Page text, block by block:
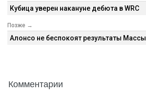
Кубица уверен накануне дебюта в WRC
Позже →
Алонсо не беспокоят результаты Массы
Комментарии